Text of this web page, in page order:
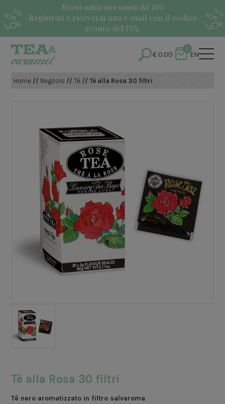
Ricevi subito uno sconto del 10%
Registrati e riceverai una e-mail con il codice
sconto del 10%.
€0.00
0
EN
Home // Negozio //Tè // Tè alla Rosa 30 filtri
Tè alla Rosa 30 filtri
Tè nero aromatizzato in filtro salvaroma